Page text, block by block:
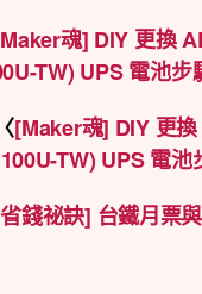
魂] DIY 更換
TW) UPS 電池步
[Maker魂] DIY 更
TW) UPS 電池
錢祕訣] 台鐵月票